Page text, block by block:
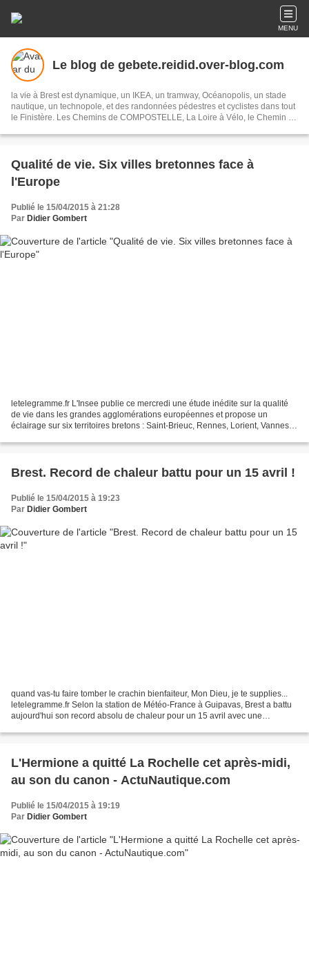
MENU
Le blog de gebete.reidid.over-blog.com
la vie à Brest est dynamique, un IKEA, un tramway, Océanopolis, un stade
nautique, un technopole, et des randonnées pédestres et cyclistes dans tout
le Finistère. Les Chemins de COMPOSTELLE, La Loire à Vélo, le Chemin de
Qualité de vie. Six villes bretonnes face à
l'Europe
Publié le 15/04/2015 à 21:28
Par Didier Gombert
letelegramme.fr L'Insee publie ce mercredi une étude inédite sur la qualité
de vie dans les grandes agglomérations européennes et propose un
éclairage sur six territoires bretons : Saint-Brieuc, Rennes, Lorient, Vannes,
Brest. Record de chaleur battu pour un 15 avril !
Publié le 15/04/2015 à 19:23
Par Didier Gombert
quand vas-tu faire tomber le crachin bienfaiteur, Mon Dieu, je te supplies...
letelegramme.fr Selon la station de Météo-France à Guipavas, Brest a battu
aujourd'hui son record absolu de chaleur pour un 15 avril avec une
L'Hermione a quitté La Rochelle cet après-midi,
au son du canon - ActuNautique.com
Publié le 15/04/2015 à 19:19
Par Didier Gombert